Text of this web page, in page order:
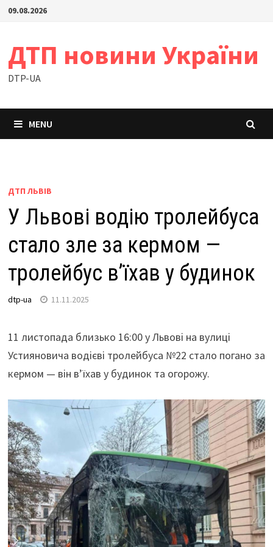
Skip09.08.2026
ДТП новини України
DTP-UA
MENU
ДТП ЛЬВІВ
У Львові водію тролейбуса
стало зле за кермом —
тролейбус в’їхав у будинок
dtp-ua 11.11.2025
11 листопада близько 16:00 у Львові на вулиці
Устияновича водієві тролейбуса №22 стало погано за
кермом — він в’їхав у будинок та огорожу.